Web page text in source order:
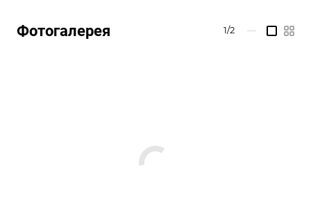
Фотогалерея 1/2 —